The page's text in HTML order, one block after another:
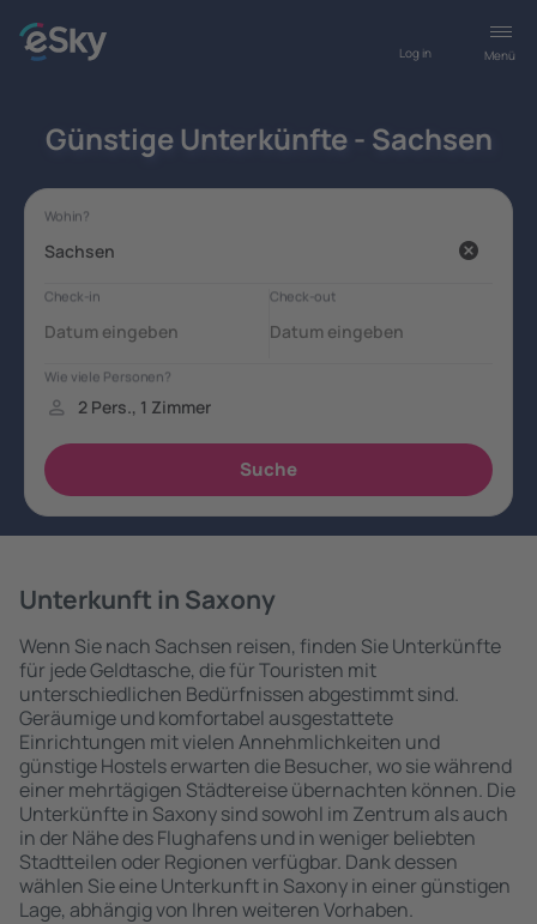
Menü
Log in
Günstige Unterkünfte - Sachsen
Unterkunft in Saxony
Wenn Sie nach Sachsen reisen, finden Sie Unterkünfte
für jede Geldtasche, die für Touristen mit
unterschiedlichen Bedürfnissen abgestimmt sind.
Geräumige und komfortabel ausgestattete
Einrichtungen mit vielen Annehmlichkeiten und
günstige Hostels erwarten die Besucher, wo sie während
einer mehrtägigen Städtereise übernachten können. Die
Unterkünfte in Saxony sind sowohl im Zentrum als auch
in der Nähe des Flughafens und in weniger beliebten
Stadtteilen oder Regionen verfügbar. Dank dessen
wählen Sie eine Unterkunft in Saxony in einer günstigen
Lage, abhängig von Ihren weiteren Vorhaben.